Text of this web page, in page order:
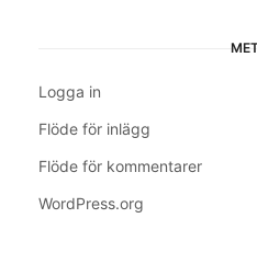
Logga in
Flöde för inlägg
Flöde för kommentarer
WordPress.org